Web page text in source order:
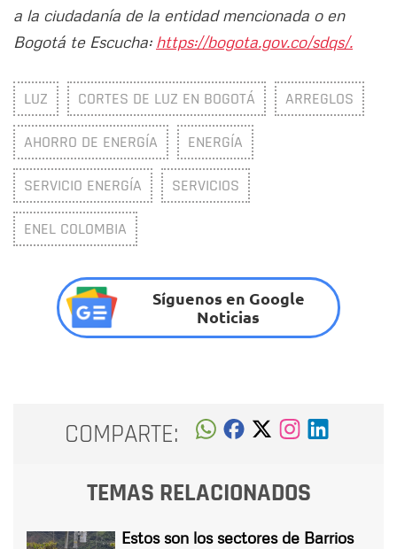
a la ciudadanía de la entidad mencionada o en
Bogotá te Escucha: https://bogota.gov.co/sdqs/.
LUZ CORTES DE LUZ EN BOGOTÁ ARREGLOS
AHORRO DE ENERGÍA ENERGÍA
SERVICIO ENERGÍA SERVICIOS
ENEL COLOMBIA
Síguenos en Google
Noticias
COMPARTE:
TEMAS RELACIONADOS
Estos son los sectores de Barrios